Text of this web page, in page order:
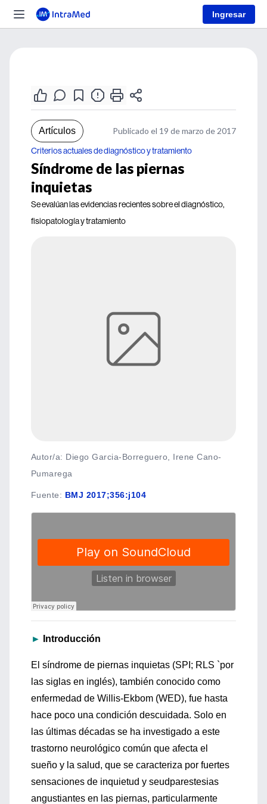
Ingresar
Artículos Publicado el 19 de marzo de 2017
Criterios actuales de diagnóstico y tratamiento
Síndrome de las piernas
inquietas
Se evalúan las evidencias recientes sobre el diagnóstico,
fisiopatología y tratamiento
Autor/a: Diego Garcia-Borreguero, Irene Cano-
Pumarega
Fuente: BMJ 2017;356:j104
► Introducción
El síndrome de piernas inquietas (SPI; RLS `por
las siglas en inglés), también conocido como
enfermedad de Willis-Ekbom (WED), fue hasta
hace poco una condición descuidada. Solo en
las últimas décadas se ha investigado a este
trastorno neurológico común que afecta el
sueño y la salud, que se caracteriza por fuertes
sensaciones de inquietud y seudparestesias
angustiantes en las piernas, particularmente